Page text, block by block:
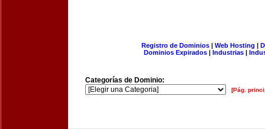
Registro de Dominios| Web Hosting |
Dominios Expirados | Industrias |
Categorías de Dominio:
[Pág.